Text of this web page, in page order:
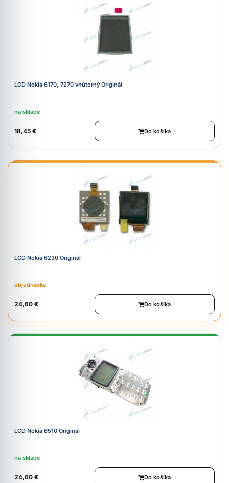
LCD Nokia 6170, 7270 vnútorný Originál
na sklade
18,45 € Do košíka
LCD Nokia 6230 Originál
objednávka
24,60 € Do košíka
LCD Nokia 6510 Originál
na sklade
24,60 € Do košíka